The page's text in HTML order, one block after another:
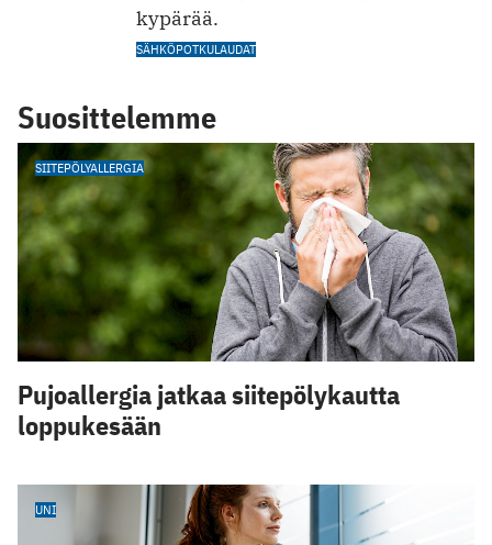
kypärää.
SÄHKÖPOTKULAUDAT
Suosittelemme
SIITEPÖLYALLERGIA
Pujoallergia jatkaa siitepölykautta
loppukesään
UNI